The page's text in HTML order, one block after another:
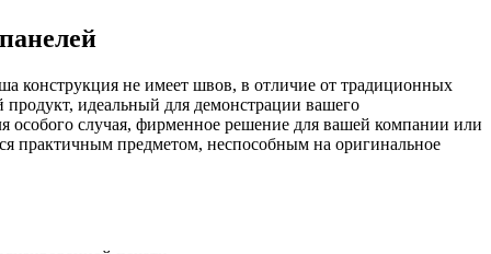
конструкция не имеет швов, в отличие от традиционных
продукт, идеальный для демонстрации вашего
особого случая, фирменное решение для вашей компании или
практичным предметом, неспособным на оригинальное